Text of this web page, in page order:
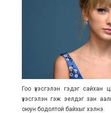
Гоо үзэсгэлэн гэдэг сайхан
үзэсгэлэн гэж эелдэг зан
оюун бодолтой байхыг хэлнэ.